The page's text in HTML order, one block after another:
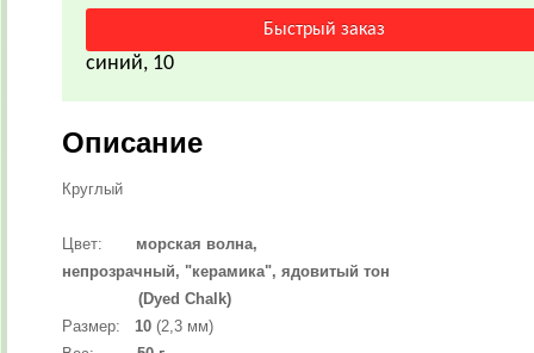
синий, 10
Описание
Круглый
Цвет:
морская волна,
непрозрачный, "керамика", ядовитый тон
(Dyed Chalk)
Размер:
10 (2,3 мм)